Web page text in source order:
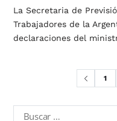
La Secretaria de
Trabajadores de la
declaraciones del
1